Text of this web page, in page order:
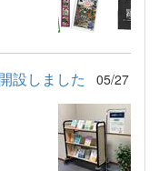
設しました 05/27